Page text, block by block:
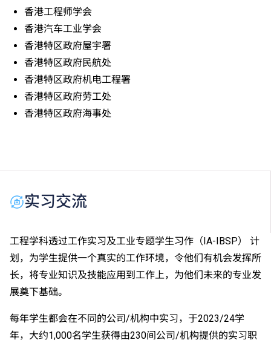
香港工程师学会
香港汽车工业学会
香港特区政府屋宇署
香港特区政府民航处
香港特区政府机电工程署
香港特区政府劳工处
香港特区政府海事处
实习交流
工程学科透过工作实习及工业专题学生习作（IA-IBSP） 计
划，为学生提供一个真实的工作环境，令他们有机会发挥所
长，将专业知识及技能应用到工作上，为他们未来的专业发
展奠下基础。
每年学生都会在不同的公司/机构中实习，于2023/24学
年，大约1,000名学生获得由230间公司/机构提供的实习职